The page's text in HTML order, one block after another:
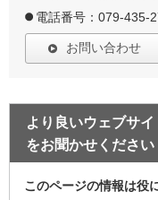
電話番号：079-435-
お問い合わせ
より良いウェブサ
をお聞かせください
このページの情報は役